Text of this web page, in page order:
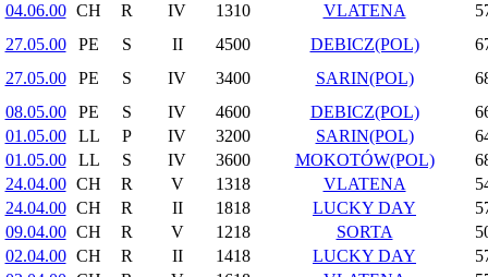
04.06.00 CH R IV 1310 VLATENA
27.05.00
PE S II 4500 DEBICZ(POL)
27.05.00
PE S IV 3400 SARIN(POL)
08.05.00
PE S IV 4600 DEBICZ(POL)
01.05.00
LL P IV 3200 SARIN(POL)
01.05.00
LL S IV 3600 MOKOTÓW(POL)
24.04.00 CH R V 1318 VLATENA
24.04.00 CH R II 1818 LUCKY DAY
09.04.00 CH R V 1218 SORTA
02.04.00 CH R II 1418 LUCKY DAY